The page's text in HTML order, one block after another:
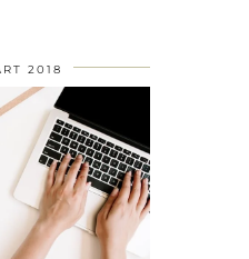
2018